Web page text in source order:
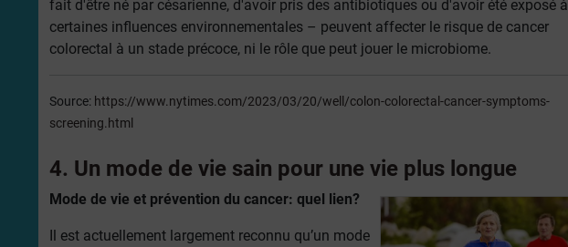
fait d'être né par césarienne, d'avoir pris des antibiotiques ou d'avoir été exposé à
certaines influences environnementales – peuvent affecter le risque de cancer
colorectal à un stade précoce, ni le rôle que peut jouer le microbiome.
Source: https://www.nytimes.com/2023/03/20/well/colon-colorectal-cancer-symptoms-
screening.html
4. Un mode de vie sain pour une vie plus longue
Mode de vie et prévention du cancer: quel lien?
Il est actuellement largement reconnu qu’un mode